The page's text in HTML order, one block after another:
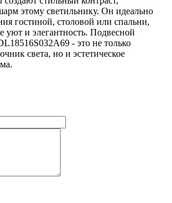
этому светильнику. Он идеально
гостиной, столовой или спальни,
уют и элегантность. Подвесной
- это не только
света, но и эстетическое